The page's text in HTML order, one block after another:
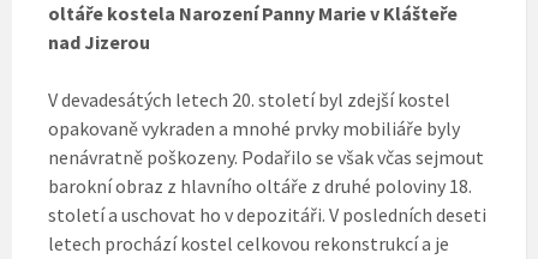
oltáře kostela Narození Panny Marie v Klášteře
nad Jizerou
V devadesátých letech 20. století byl zdejší kostel
opakovaně vykraden a mnohé prvky mobiliáře byly
nenávratně poškozeny. Podařilo se však včas sejmout
barokní obraz z hlavního oltáře z druhé poloviny 18.
století a uschovat ho v depozitáři. V posledních deseti
letech prochází kostel celkovou rekonstrukcí a je